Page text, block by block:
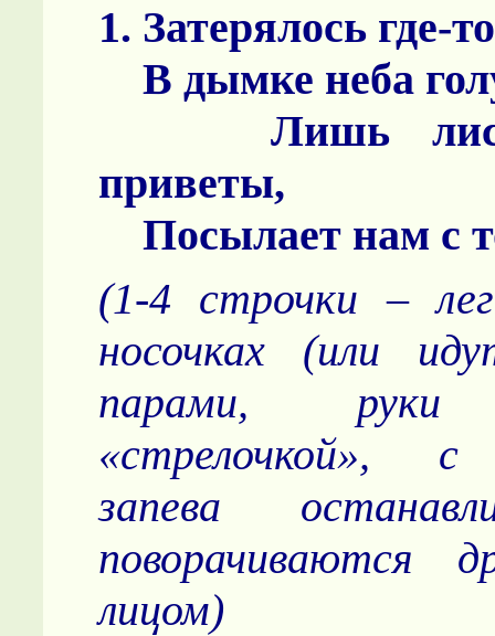
1. Затерялось где-
В дымке неба
Лишь
приветы,
Посылает нам с
(1-4 строчки –
носочках (или
парами, руки
«стрелочкой», с
запева
поворачиваются
лицом)